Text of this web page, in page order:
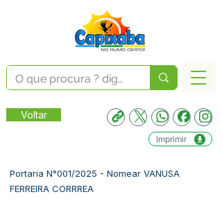
Voltar
Imprimir
Portaria N°001/2025 - Nomear VANUSA
FERREIRA CORRREA